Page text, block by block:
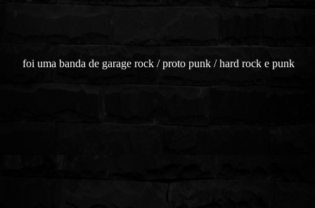
foi uma banda de garage rock / proto punk / hard rock e punk